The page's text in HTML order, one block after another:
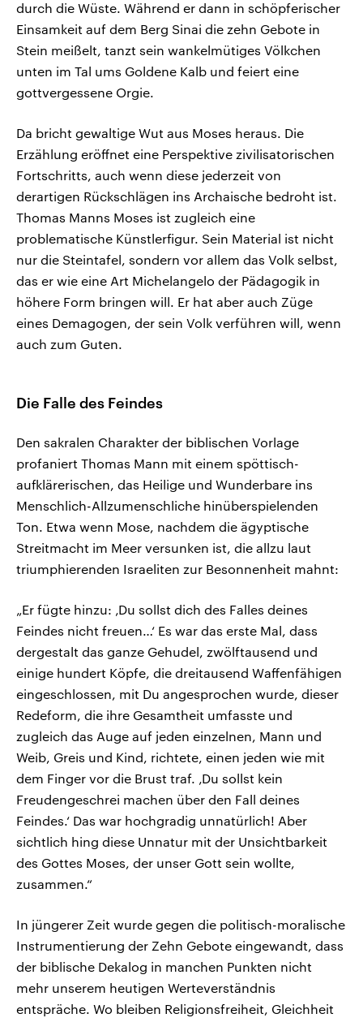
durch die Wüste. Während er dann in schöpferischer
Einsamkeit auf dem Berg Sinai die zehn Gebote in
Stein meißelt, tanzt sein wankelmütiges Völkchen
unten im Tal ums Goldene Kalb und feiert eine
gottvergessene Orgie.
Da bricht gewaltige Wut aus Moses heraus. Die
Erzählung eröffnet eine Perspektive zivilisatorischen
Fortschritts, auch wenn diese jederzeit von
derartigen Rückschlägen ins Archaische bedroht ist.
Thomas Manns Moses ist zugleich eine
problematische Künstlerfigur. Sein Material ist nicht
nur die Steintafel, sondern vor allem das Volk selbst,
das er wie eine Art Michelangelo der Pädagogik in
höhere Form bringen will. Er hat aber auch Züge
eines Demagogen, der sein Volk verführen will, wenn
auch zum Guten.
Die Falle des Feindes
Den sakralen Charakter der biblischen Vorlage
profaniert Thomas Mann mit einem spöttisch-
aufklärerischen, das Heilige und Wunderbare ins
Menschlich-Allzumenschliche hinüberspielenden
Ton. Etwa wenn Mose, nachdem die ägyptische
Streitmacht im Meer versunken ist, die allzu laut
triumphierenden Israeliten zur Besonnenheit mahnt:
„Er fügte hinzu: ‚Du sollst dich des Falles deines
Feindes nicht freuen…‘ Es war das erste Mal, dass
dergestalt das ganze Gehudel, zwölftausend und
einige hundert Köpfe, die dreitausend Waffenfähigen
eingeschlossen, mit Du angesprochen wurde, dieser
Redeform, die ihre Gesamtheit umfasste und
zugleich das Auge auf jeden einzelnen, Mann und
Weib, Greis und Kind, richtete, einen jeden wie mit
dem Finger vor die Brust traf. ‚Du sollst kein
Freudengeschrei machen über den Fall deines
Feindes.‘ Das war hochgradig unnatürlich! Aber
sichtlich hing diese Unnatur mit der Unsichtbarkeit
des Gottes Moses, der unser Gott sein wollte,
zusammen.“
In jüngerer Zeit wurde gegen die politisch-moralische
Instrumentierung der Zehn Gebote eingewandt, dass
der biblische Dekalog in manchen Punkten nicht
mehr unserem heutigen Werteverständnis
entspräche. Wo bleiben Religionsfreiheit, Gleichheit